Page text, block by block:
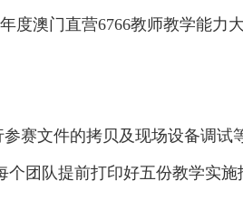
澳门直营6766教师教学能力
赛文件的拷贝及现场设备调试
团队提前打印好五份教学实